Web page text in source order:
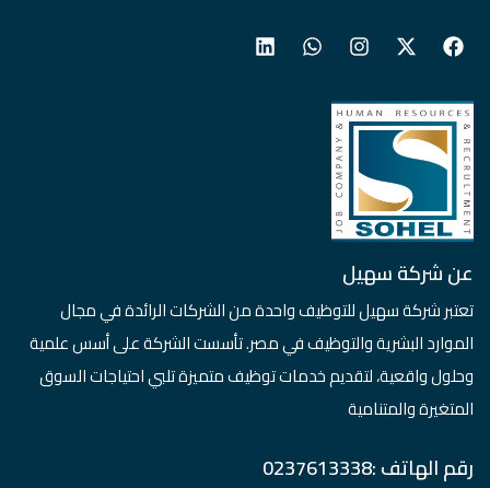
عن شركة سهيل
تعتبر شركة سهيل للتوظيف واحدة من الشركات الرائدة في مجال
الموارد البشرية والتوظيف في مصر. تأسست الشركة على أسس علمية
وحلول واقعية، لتقديم خدمات توظيف متميزة تلبي احتياجات السوق
المتغيرة والمتنامية
رقم الهاتف :0237613338